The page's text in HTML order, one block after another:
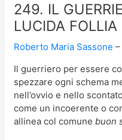
249. IL
LUCIDA FOLLIA
Roberto Maria Sassone
Il guerriero per essere
spezzare ogni schema
nell’ovvio e nello
come un incoerente o
allinea col comunebuon